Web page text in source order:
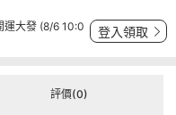
大發 (8/6 10:0
登入領取
評價(0)